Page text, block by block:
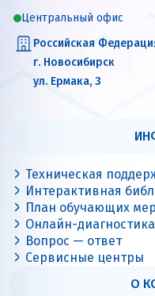
Центральный офис
Российская
г. Новосибирск
ул. Ермака, 3
Техническая
Интерактивная
План обучающих
Онлайн-
Вопрос — ответ
Сервисные центры
О